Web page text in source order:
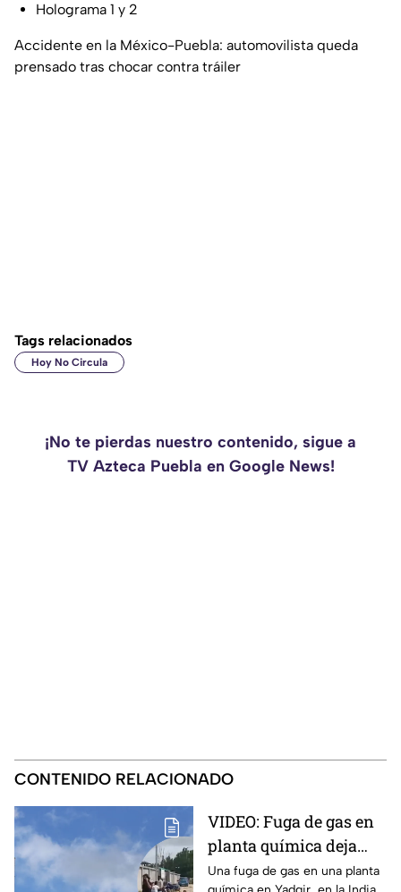
Holograma 1 y 2
Accidente en la México-Puebla: automovilista queda
prensado tras chocar contra tráiler
Tags relacionados
Hoy No Circula
¡No te pierdas nuestro contenido, sigue a
TV Azteca Puebla en Google News!
CONTENIDO RELACIONADO
VIDEO: Fuga de gas en
planta química deja
varios trabajadores sin
Una fuga de gas en una planta